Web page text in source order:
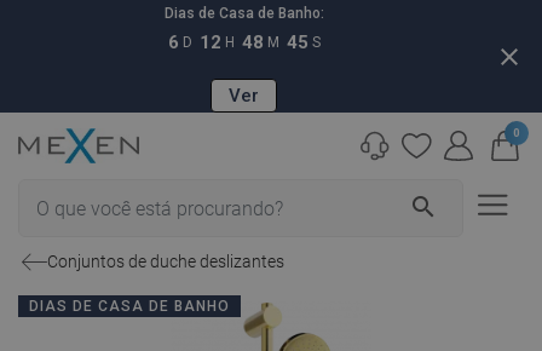
Dias de Casa de Banho:
6 D 12 H 48 M 44 S
Ver
close
search
0
Conjuntos de duche deslizantes
DIAS DE CASA DE BANHO